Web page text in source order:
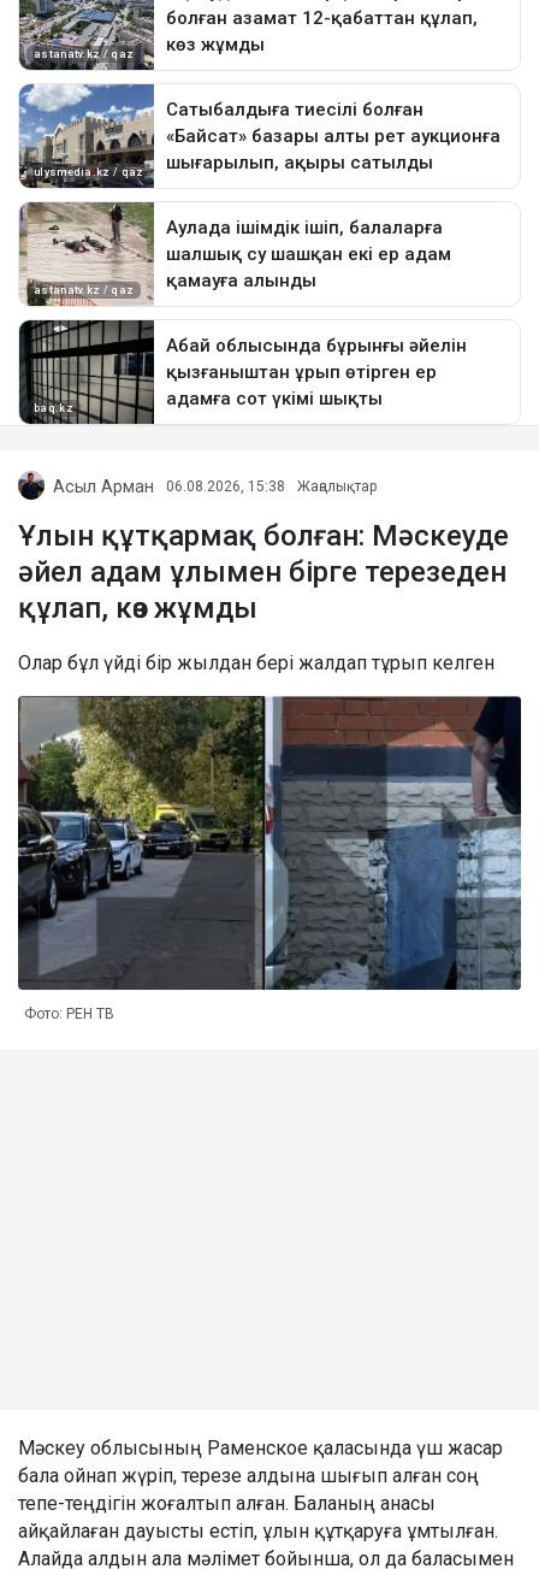
Асыл Арман 06.08.2026, 15:38 Жаңалықтар
Ұлын құтқармақ болған: Мәскеуде
әйел адам ұлымен бірге терезеден
құлап, көз жұмды
Олар бұл үйді бір жылдан бері жалдап тұрып келген
Фото: РЕН ТВ
Мәскеу облысының Раменское қаласында үш жасар
бала ойнап жүріп, терезе алдына шығып алған соң
тепе-теңдігін жоғалтып алған. Баланың анасы
айқайлаған дауысты естіп, ұлын құтқаруға ұмтылған.
Алайда алдын ала мәлімет бойынша, ол да баласымен